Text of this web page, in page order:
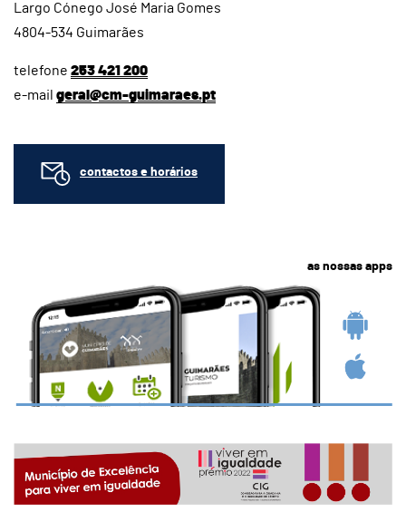
Largo Cónego José Maria Gomes
4804-534 Guimarães
telefone 253 421 200
e-mail geral@cm-guimaraes.pt
contactos e horários
as nossas apps